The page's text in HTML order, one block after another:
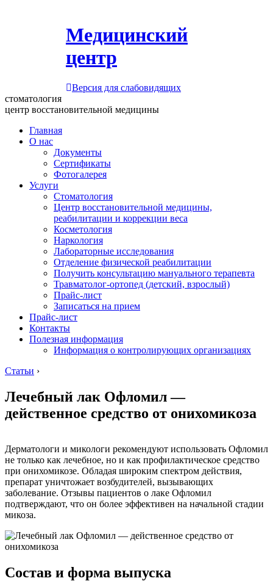
Медицинский
центр
Версия для слабовидящих
стоматология
центр восстановительной медицины
Главная
О нас
Документы
Сертификаты
Фотогалерея
Услуги
Стоматология
Центр восстановительной медицины,
реабилитации и коррекции веса
Косметология
Наркология
Лабораторные исследования
Отделение физической реабилитации
Получить консультацию мануального терапевта
Травматолог-ортопед (детский, взрослый)
Прайс-лист
Записаться на прием
Прайс-лист
Контакты
Полезная информация
Информация о контролирующих организациях
Статьи ›
Лечебный лак Офломил —
действенное средство от онихомикоза
Дерматологи и микологи рекомендуют использовать Офломил
не только как лечебное, но и как профилактическое средство
при онихомикозе. Обладая широким спектром действия,
препарат уничтожает возбудителей, вызывающих
заболевание. Отзывы пациентов о лаке Офломил
подтверждают, что он более эффективен на начальной стадии
микоза.
Состав и форма выпуска